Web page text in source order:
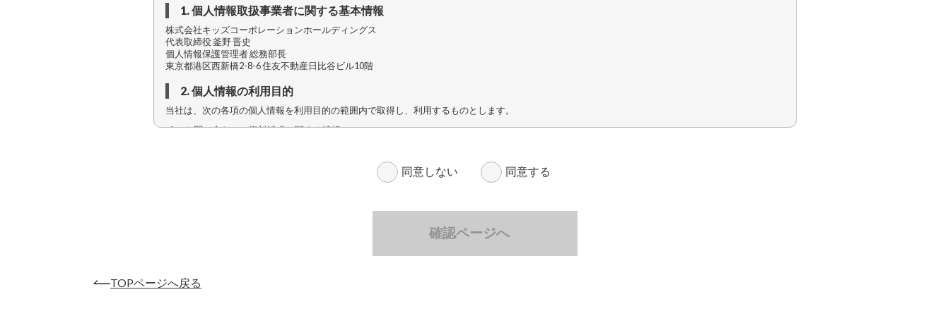
1. 個人情報取扱事業者に関する基本情報
株式会社キッズコーポレーションホールディングス
代表取締役 釜野 晋史
個人情報保護管理者 総務部長
東京都港区西新橋2-8-6 住友不動産日比谷ビル10階
2. 個人情報の利用目的
当社は、次の各項の個人情報を利用目的の範囲内で取得し、利用するものとします。
お問い合わせ・資料請求に関する情報
資料の送付及び関連するご連絡のため
お取引先担当者様に関する情報
同意しない 同意する
TOPページへ戻る